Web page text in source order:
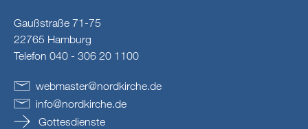
Gaußstraße 71-75
22765 Hamburg
Telefon 040 - 306 20 1100
webmaster@nordkirche.de
info@nordkirche.de
Gottesdienste